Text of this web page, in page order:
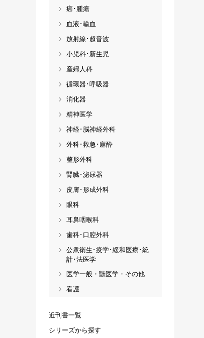
癌･腫瘍
血液･輸血
放射線･超音波
小児科･新生児
産婦人科
循環器･呼吸器
消化器
精神医学
神経･脳神経外科
外科･救急･麻酔
整形外科
腎臓･泌尿器
皮膚･形成外科
眼科
耳鼻咽喉科
歯科･口腔外科
公衆衛生･疫学･緩和医療･統
計･法医学
医学一般・獣医学・その他
看護
近刊書一覧
シリーズから探す